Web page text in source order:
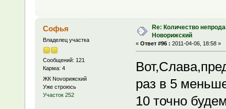
Софья
Владелец участка
Сообщений: 121
Карма: 4
ЖК Novoрижский
Уже строюсь
Участок 252
Re: Количество
Новорижский
« Ответ #96 : 2011-04-06, 18:58 »
раз в 5
10 точно